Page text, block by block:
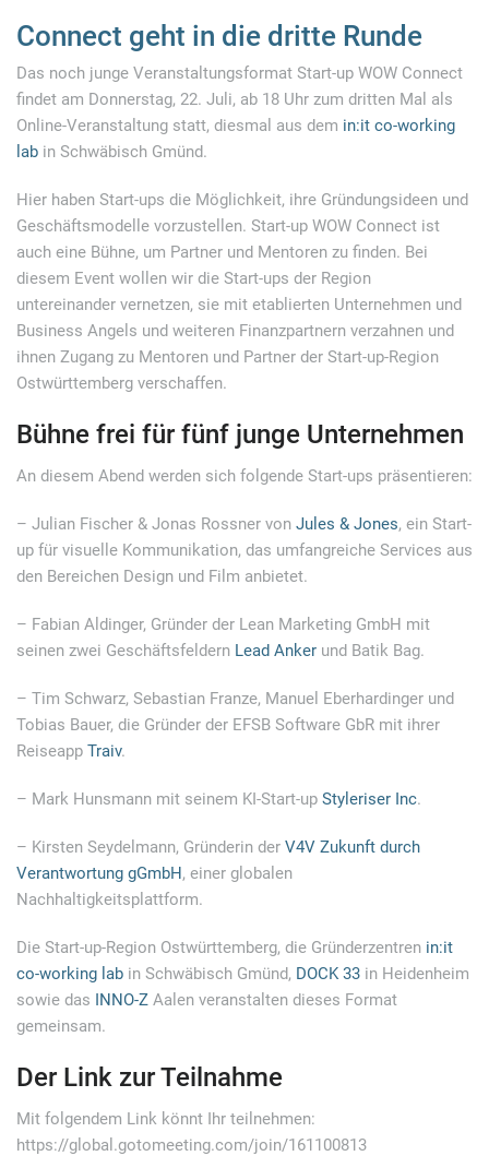
Connect geht in die dritte Runde
Das noch junge Veranstaltungsformat Start-up WOW Connect
findet am Donnerstag, 22. Juli, ab 18 Uhr zum dritten Mal als
Online-Veranstaltung statt, diesmal aus dem in:it co-working
lab in Schwäbisch Gmünd.
Hier haben Start-ups die Möglichkeit, ihre Gründungsideen und
Geschäftsmodelle vorzustellen. Start-up WOW Connect ist
auch eine Bühne, um Partner und Mentoren zu finden. Bei
diesem Event wollen wir die Start-ups der Region
untereinander vernetzen, sie mit etablierten Unternehmen und
Business Angels und weiteren Finanzpartnern verzahnen und
ihnen Zugang zu Mentoren und Partner der Start-up-Region
Ostwürttemberg verschaffen.
Bühne frei für fünf junge Unternehmen
An diesem Abend werden sich folgende Start-ups präsentieren:
– Julian Fischer & Jonas Rossner von Jules & Jones, ein Start-
up für visuelle Kommunikation, das umfangreiche Services aus
den Bereichen Design und Film anbietet.
– Fabian Aldinger, Gründer der Lean Marketing GmbH mit
seinen zwei Geschäftsfeldern Lead Anker und Batik Bag.
– Tim Schwarz, Sebastian Franze, Manuel Eberhardinger und
Tobias Bauer, die Gründer der EFSB Software GbR mit ihrer
Reiseapp Traiv.
– Mark Hunsmann mit seinem KI-Start-up Styleriser Inc.
– Kirsten Seydelmann, Gründerin der V4V Zukunft durch
Verantwortung gGmbH, einer globalen
Nachhaltigkeitsplattform.
Die Start-up-Region Ostwürttemberg, die Gründerzentren in:it
co-working lab in Schwäbisch Gmünd, DOCK 33 in Heidenheim
sowie das INNO-Z Aalen veranstalten dieses Format
gemeinsam.
Der Link zur Teilnahme
Mit folgendem Link könnt Ihr teilnehmen:
https://global.gotomeeting.com/join/161100813